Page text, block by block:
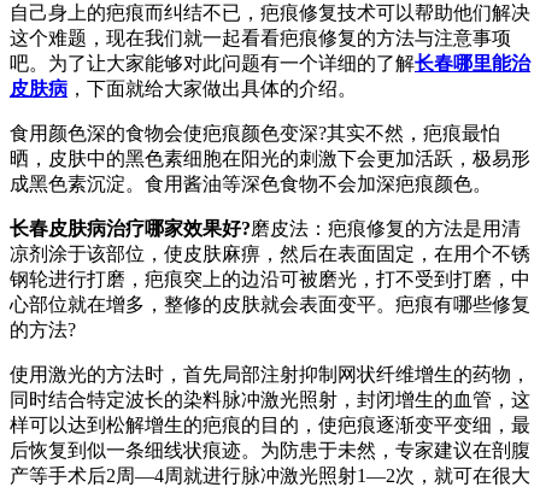
自己身上的疤痕而纠结不已，疤痕修复技术可以帮助他们解决
这个难题，现在我们就一起看看疤痕修复的方法与注意事项
吧。为了让大家能够对此问题有一个详细的了解长春哪里能治
皮肤病 ，下面就给大家做出具体的介绍。
食用颜色深的食物会使疤痕颜色变深?其实不然，疤痕最怕
晒，皮肤中的黑色素细胞在阳光的刺激下会更加活跃，极易形
成黑色素沉淀。食用酱油等深色食物不会加深疤痕颜色。
长春皮肤病治疗哪家效果好?磨皮法：疤痕修复的方法是用清
凉剂涂于该部位，使皮肤麻痹，然后在表面固定，在用个不锈
钢轮进行打磨，疤痕突上的边沿可被磨光，打不受到打磨，中
心部位就在增多，整修的皮肤就会表面变平。疤痕有哪些修复
的方法?
使用激光的方法时，首先局部注射抑制网状纤维增生的药物，
同时结合特定波长的染料脉冲激光照射，封闭增生的血管，这
样可以达到松解增生的疤痕的目的，使疤痕逐渐变平变细，最
后恢复到似一条细线状痕迹。为防患于未然，专家建议在剖腹
产等手术后2周―4周就进行脉冲激光照射1―2次，就可在很大